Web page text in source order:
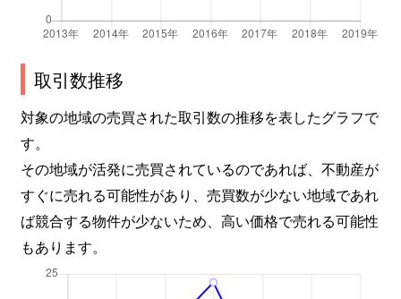
取引数推移
対象の地域の売買された取引数の推移を表したグラフで
す。
その地域が活発に売買されているのであれば、不動産が
すぐに売れる可能性があり、売買数が少ない地域であれ
ば競合する物件が少ないため、高い価格で売れる可能性
もあります。